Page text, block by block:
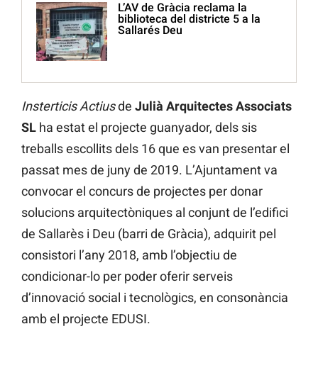
L’AV de Gràcia reclama la
biblioteca del districte 5 a la
Sallarés Deu
Insterticis Actiusde Julià Arquitectes Associats
SL ha estat el projecte guanyador, dels sis
treballs escollits dels 16 que es van presentar el
passat mes de juny de 2019. L’Ajuntament va
convocar el concurs de projectes per donar
solucions arquitectòniques al conjunt de l’edifici
de Sallarès i Deu (barri de Gràcia), adquirit pel
consistori l’any 2018, amb l’objectiu de
condicionar-lo per poder oferir serveis
d’innovació social i tecnològics, en consonància
amb el projecte EDUSI.